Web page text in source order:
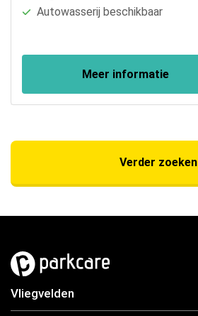
Autowasserij beschikbaar
Meer informatie
Verder zoeken
Vliegvelden